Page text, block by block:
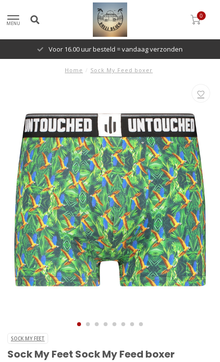
MENU
0
Voor 16.00 uur besteld = vandaag verzonden
Home / Sock My Feed boxer
SOCK MY FEET
Sock My Feet Sock My Feed boxer